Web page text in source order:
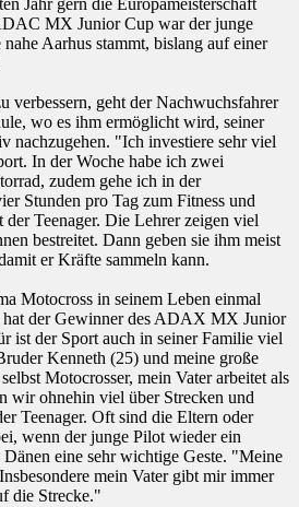
Jahr gern die Europameisterschaft
MX Junior Cup war der junge
Aarhus stammt, bislang auf einer
verbessern, geht der Nachwuchsfahrer
wo es ihm ermöglicht wird, seiner
nachzugehen. "Ich investiere sehr viel
In der Woche habe ich zwei
zudem gehe ich in der
Stunden pro Tag zum Fitness und
Teenager. Die Lehrer zeigen viel
bestreitet. Dann geben sie ihm meist
er Kräfte sammeln kann.
Motocross in seinem Leben einmal
hat der Gewinner des ADAX MX Junior
ist der Sport auch in seiner Familie viel
Kenneth (25) und meine große
Motocrosser, mein Vater arbeitet als
wir ohnehin viel über Strecken und
Teenager. Oft sind die Eltern oder
wenn der junge Pilot wieder ein
eine sehr wichtige Geste. "Meine
mein Vater gibt mir immer
die Strecke."